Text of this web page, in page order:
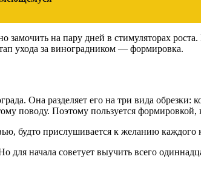
замочить на пару дней в стимуляторах
ухода за виноградником — формировка.
Она разделяет его на три вида обрезки:
поводу. Поэтому пользуется
будто прислушивается к желанию каждого
для начала советует выучить всего